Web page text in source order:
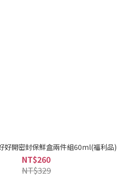
好開密封保鮮盒兩件組60ml(福利品)
NT$260
NT$329